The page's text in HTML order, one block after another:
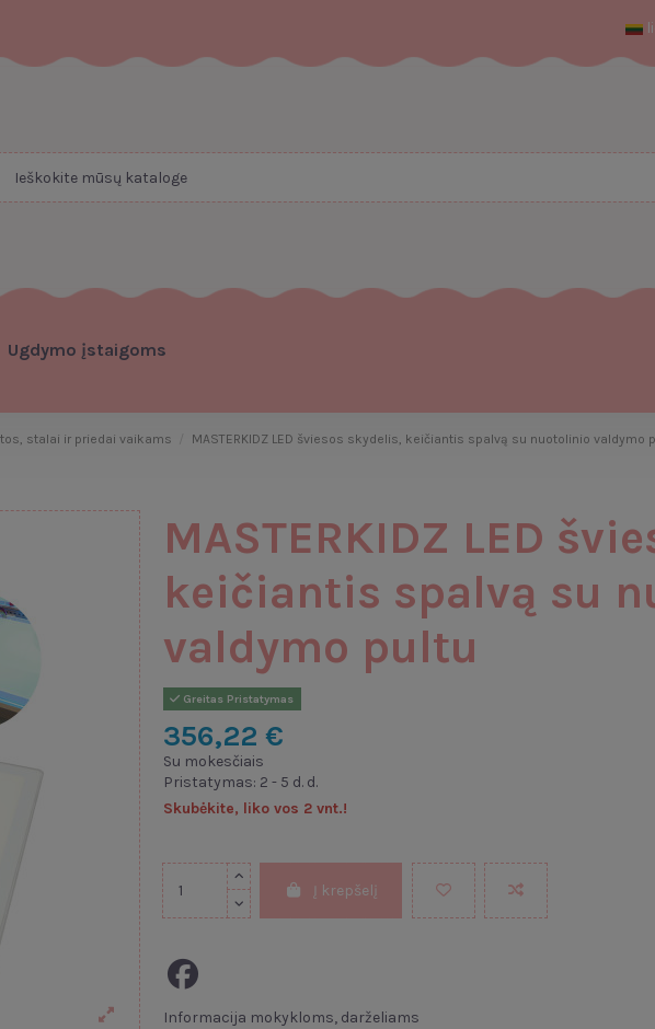
Ugdymo įstaigoms
stalai ir priedai vaikams MASTERKIDZ LED šviesos skydelis, keičiantis spalvą su nuotolinio valdymo
MASTERKIDZ LED
keičiantis spalvą su
valdymo pultu
Greitas Pristatymas
356,22 €
Su mokesčiais
Pristatymas: 2 - 5 d. d.
Skubėkite, liko vos 2 vnt.!
Į krepšelį
Informacija mokykloms, darželiams